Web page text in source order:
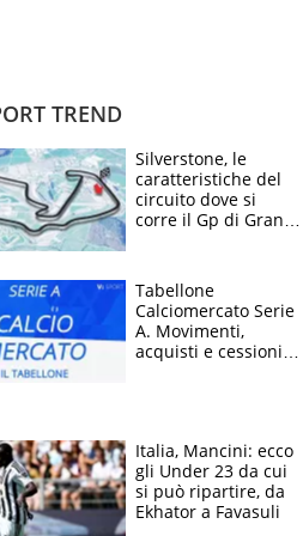
TREND
Silverstone, le
caratteristiche del
circuito dove si
corre il Gp di Gran
Tabellone
Calciomercato Serie
A. Movimenti,
acquisti e cessioni:
Italia, Mancini: ecco
gli Under 23 da cui
si può ripartire, da
Ekhator a Favasuli